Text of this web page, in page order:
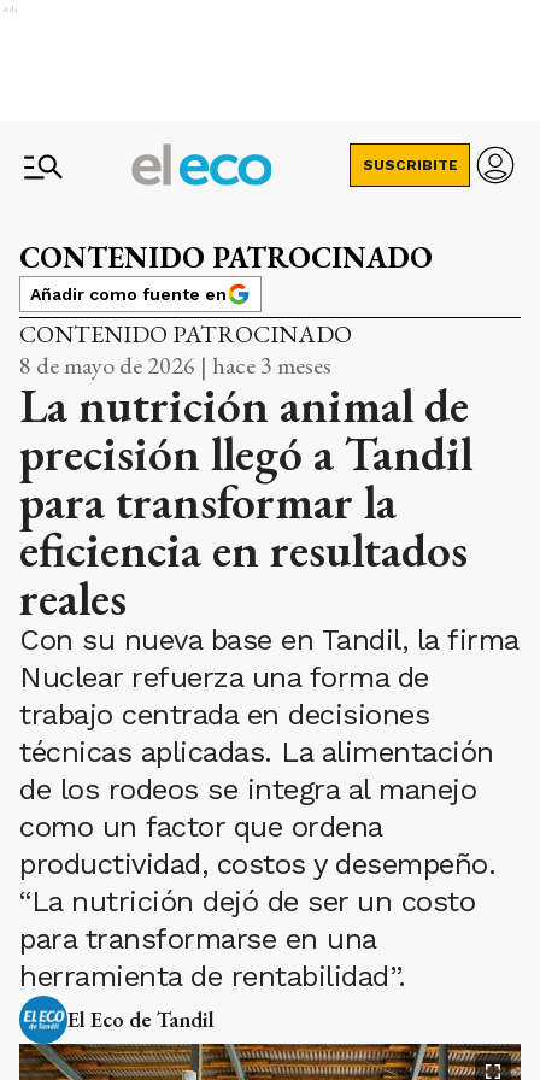
Ads
SUSCRIBITE
CONTENIDO PATROCINADO
Añadir como fuente en
CONTENIDO PATROCINADO
8 de mayo de 2026 | hace 3 meses
La nutrición animal de
precisión llegó a Tandil
para transformar la
eficiencia en resultados
reales
Con su nueva base en Tandil, la firma
Nuclear refuerza una forma de
trabajo centrada en decisiones
técnicas aplicadas. La alimentación
de los rodeos se integra al manejo
como un factor que ordena
productividad, costos y desempeño.
“La nutrición dejó de ser un costo
para transformarse en una
herramienta de rentabilidad”.
El Eco de Tandil